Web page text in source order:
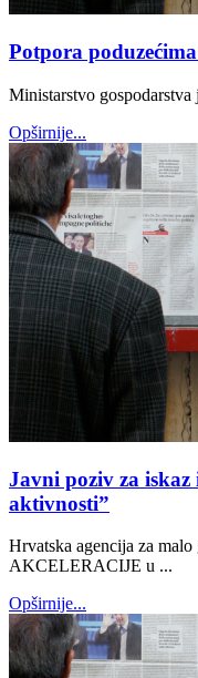
Potpora
Ministarstvo
Opširnije...
Javni poziv za
aktivnosti”
Hrvatska agencija za
AKCELERACIJE u ...
Opširnije...